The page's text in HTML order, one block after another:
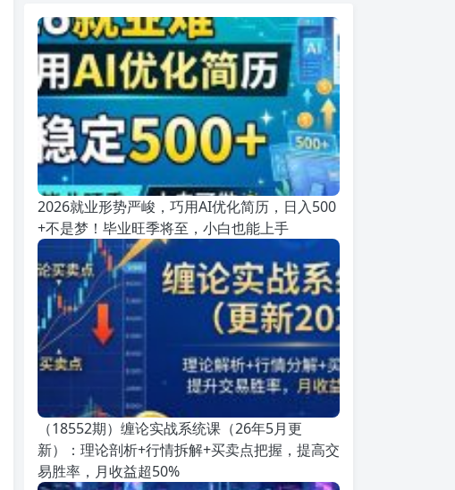
2026就业形势严峻，巧用AI优化简历，日入500
+不是梦！毕业旺季将至，小白也能上手
（18552期）缠论实战系统课（26年5月更
新）：理论剖析+行情拆解+买卖点把握，提高交
易胜率，月收益超50%